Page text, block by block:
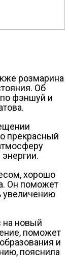
розмарина
Об
фэншуй и
прекрасный
хорошо
Он поможет
увеличению
на новый
поможет
и
пояснила